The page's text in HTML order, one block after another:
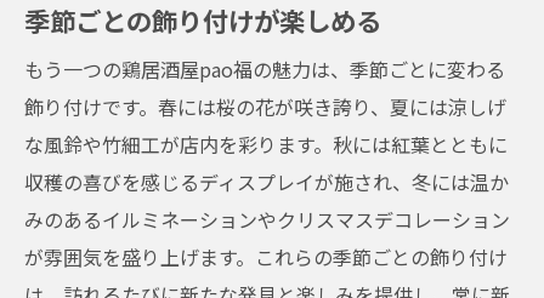
都会の喧騒を忘れる静かな空間
季節感を大切にした店内装飾
訪れるたびに新しい発見
天神橋筋六丁目の人気店鶏居酒屋pao福で過ご
す贅沢なひととき
贅沢な食材を使った料理
ゆったりとした時間を楽しむ方法
季節ごとの飾り付けが楽しめる
もう一つの鶏居酒屋pao福の魅力は、季節ごとに変わる
飾り付けです。春には桜の花が咲き誇り、夏には涼しげ
な風鈴や竹細工が店内を彩ります。秋には紅葉とともに
収穫の喜びを感じるディスプレイが施され、冬には温か
みのあるイルミネーションやクリスマスデコレーション
が雰囲気を盛り上げます。これらの季節ごとの飾り付け